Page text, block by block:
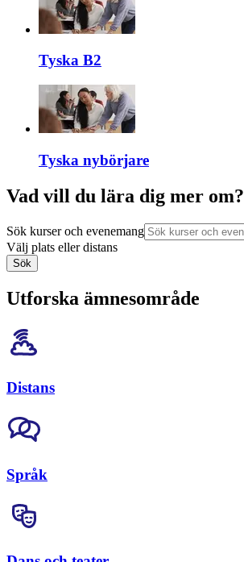
Tyska B2
Tyska nybörjare
Vad vill du lära dig mer om?
Sök kurser och evenemang
Välj plats eller distans
Sök
Utforska ämnesområde
Distans
Språk